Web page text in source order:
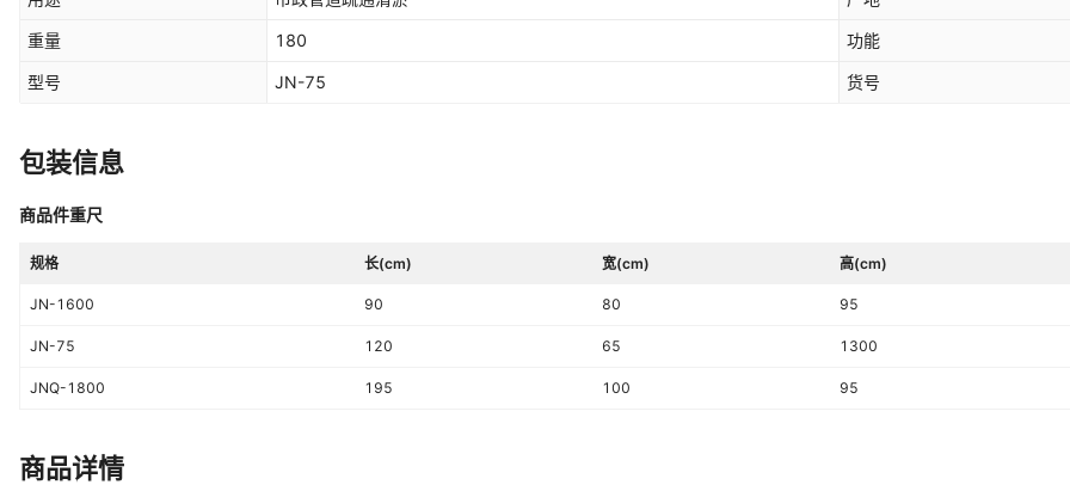
重量 180 功能
型号 JN-75 货号
包装信息
商品件重尺
规格 长(cm) 宽(cm) 高(cm)
JN-1600 90 80 95
JN-75 120 65 1300
JNQ-1800 195 100 95
商品详情